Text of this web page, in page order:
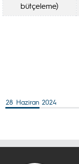
bütçeleme)
28 Haziran 2024